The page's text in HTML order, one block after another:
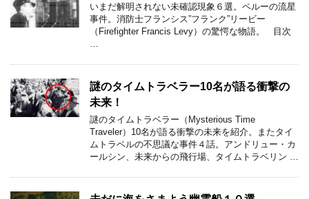
いまだ解明されない未確認現象６選。ペルーの流星
事件。消防士フランシス”フランク”リービー
（Firefighter Francis Levy）の驚愕な物語。 目次
謎のタイムトラベラー10名が語る衝撃の
未来！
謎のタイムトラベラー（Mysterious Time
Traveler）10名が語る衝撃の未来を紹介。またタイ
ムトラベルの不思議な事件４話。アンドリュー・カ
ールシン、未来からの飛行場、タイムトラベリン …